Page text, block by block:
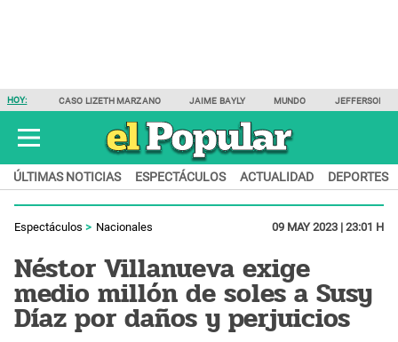
HOY: CASO LIZETH MARZANO JAIME BAYLY MUNDO JEFFERSON
ÚLTIMAS NOTICIAS ESPECTÁCULOS ACTUALIDAD DEPORTES
Espectáculos Nacionales 09 MAY 2023 | 23:01 H
Néstor Villanueva exige
medio millón de soles a Susy
Díaz por daños y perjuicios